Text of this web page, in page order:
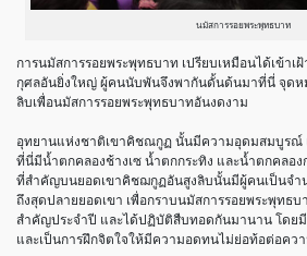
นมัสการรอยพระพุทธบาท
การนมัสการรอยพระพุทธบาท เปรียบเหมือนได้เข้าเ
กุศลอันยิ่งใหญ่ ผู้คนนับพันจึงพากันดั้นด้นมาที่นี่ จุดห
ลิบเพื่อนมัสการรอยพระพุทธบาทอันงดงาม
อุทยานแห่งชาติเขาคิชณกูฏ นั้นมีความอุดมสมบูรณ์
ที่นี่มีน้ำตกคลองช้างเซ น้ำตกกระทิง และน้ำตกคลอ
ที่สำคัญบนยอดเขาคิชฌกูฏอันสูงลิบนั้นมีผู้คนเป็นจำ
ถึงสุดปลายยอดเขา เพื่อกราบนมัสการรอยพระพุทธ
สำคัญประจำปี และได้ปฏิบัติสืบทอดกันมานาน โดย
และเป็นการฝึกจิตใจให้มีความอดทนไม่ย่อท้อต่อคว